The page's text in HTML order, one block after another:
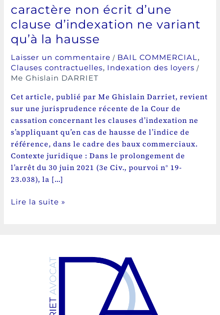
caractère non écrit d’une
clause d’indexation ne variant
qu’à la hausse
Laisser un commentaire / BAIL COMMERCIAL,
Clauses contractuelles, Indexation des loyers /
Me Ghislain DARRIET
Cet article, publié par Me Ghislain Darriet, revient
sur une jurisprudence récente de la Cour de
cassation concernant les clauses d’indexation ne
s’appliquant qu’en cas de hausse de l’indice de
référence, dans le cadre des baux commerciaux.
Contexte juridique : Dans le prolongement de
l’arrêt du 30 juin 2021 (3e Civ., pourvoi n° 19-
23.038), la […]
qu’à
la
hausse
Lire la suite »